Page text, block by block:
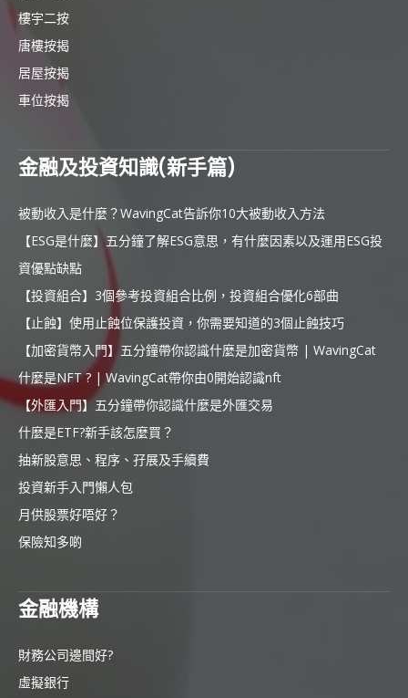
樓宇二按
唐樓按揭
居屋按揭
車位按揭
金融及投資知識(新手篇)
被動收入是什麼？WavingCat告訴你10大被動收入方法
【ESG是什麼】五分鐘了解ESG意思，有什麼因素以及運用ESG投
資優點缺點
【投資組合】3個參考投資組合比例，投資組合優化6部曲
【止蝕】使用止蝕位保護投資，你需要知道的3個止蝕技巧
【加密貨幣入門】五分鐘帶你認識什麼是加密貨幣 | WavingCat
什麼是NFT ? | WavingCat帶你由0開始認識nft
【外匯入門】五分鐘帶你認識什麼是外匯交易
什麼是ETF?新手該怎麼買？
抽新股意思、程序、孖展及手續費
投資新手入門懶人包
月供股票好唔好？
保險知多啲
金融機構
財務公司邊間好?
虛擬銀行